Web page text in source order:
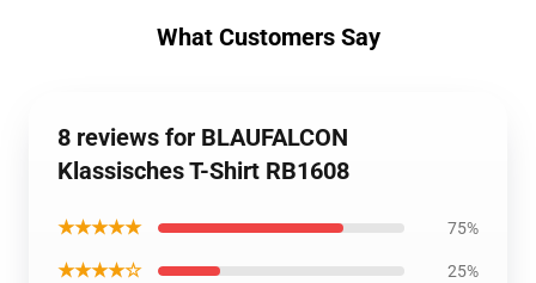
What Customers Say
8 reviews for BLAUFALCON
Klassisches T-Shirt RB1608
★★★★★ 75%
★★★★☆ 25%